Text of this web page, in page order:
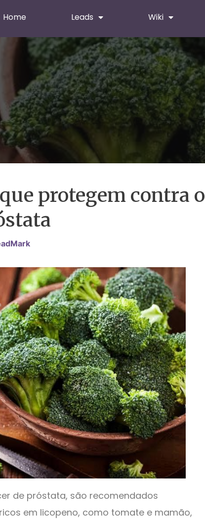
Home Leads Wiki
protegem contra o
de próstata, são recomendados
em licopeno, como tomate e mamão,